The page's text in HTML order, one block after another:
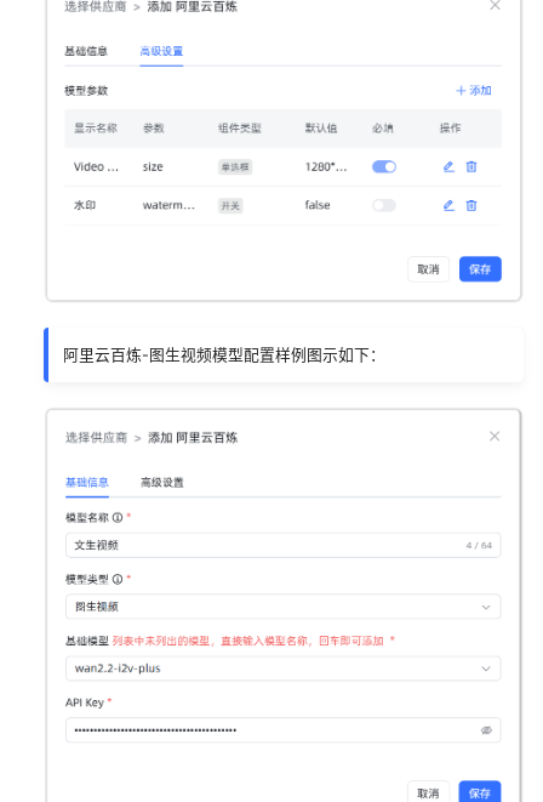
阿里云百炼-图生视频模型配置样例图示如下：